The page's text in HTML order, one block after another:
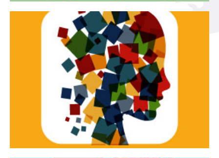
Tracce dinamiche
Tracce Dinamiche è una rassegna di teatro
d’innovazione e sperimentale.
Continua